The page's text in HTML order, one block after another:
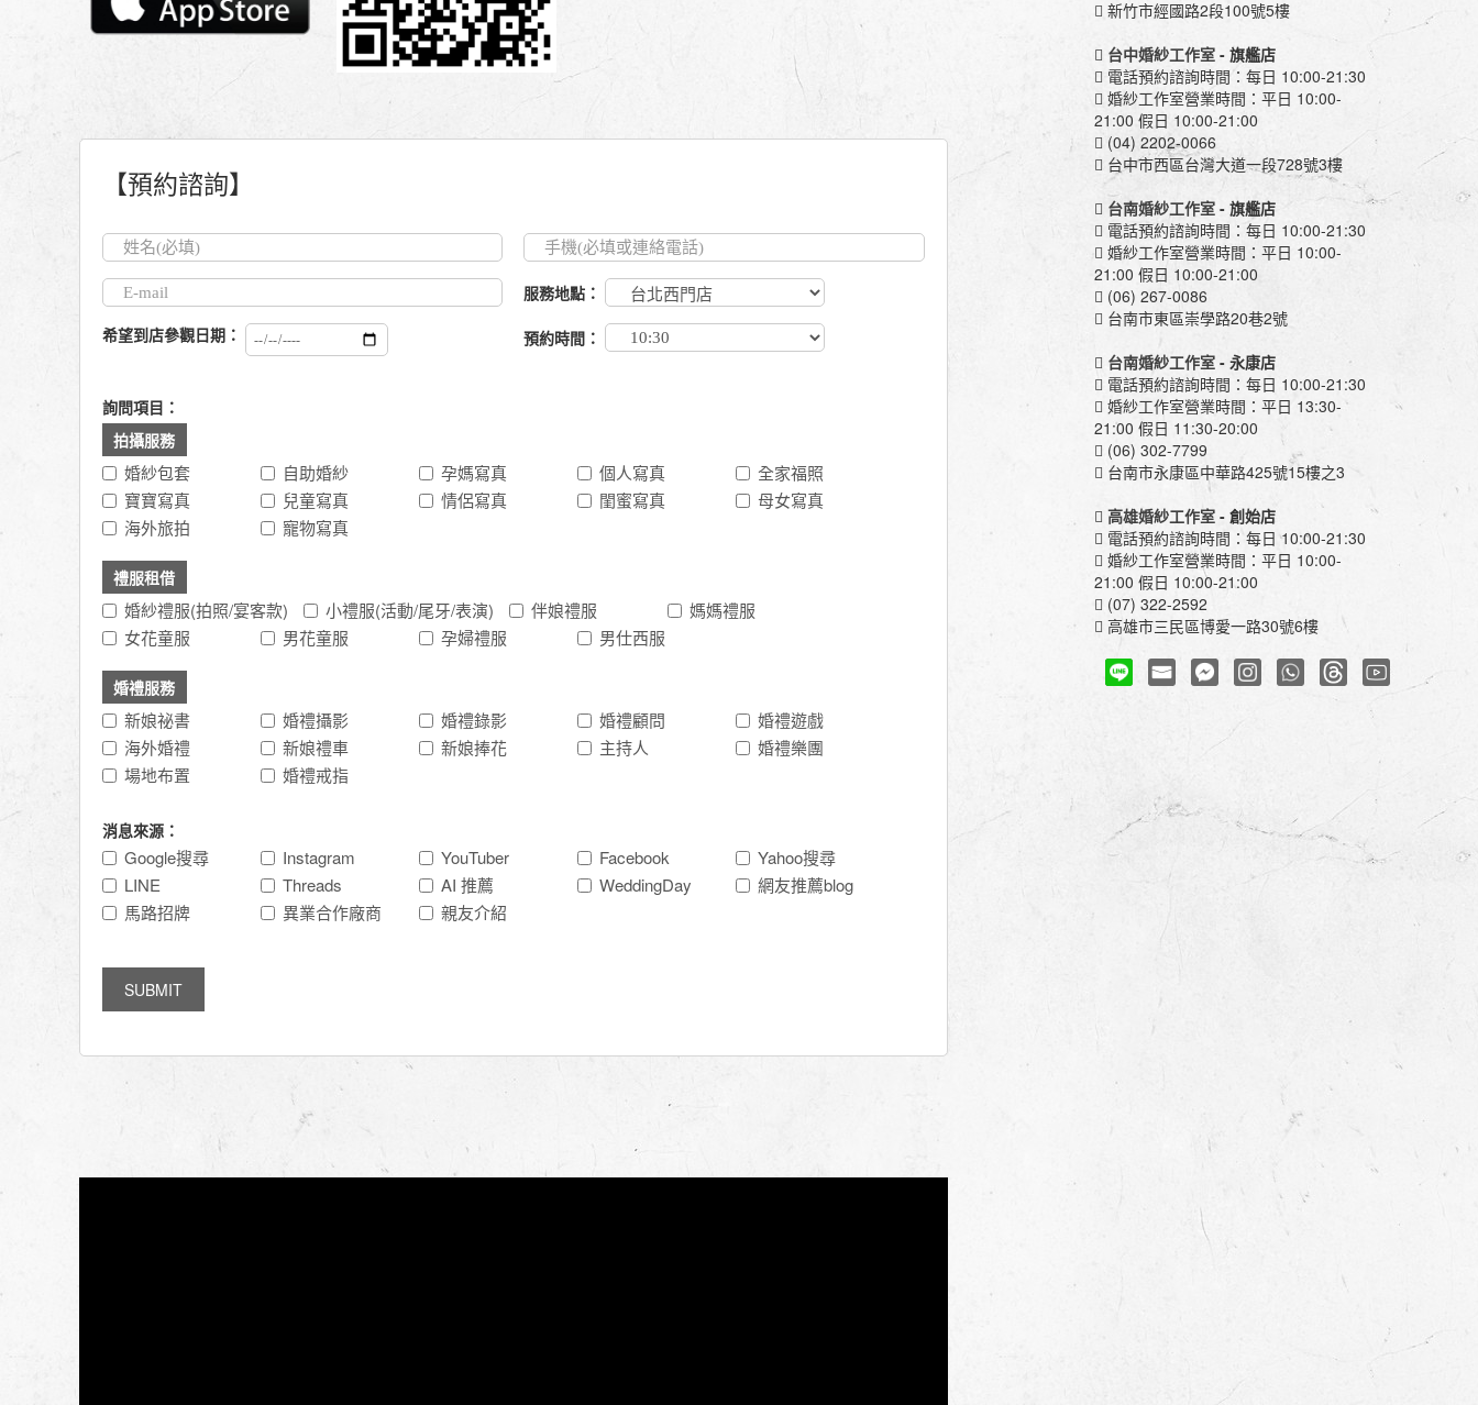
【預約諮詢】
服務地點：
希望到店參觀日期：
預約時間：
詢問項目：
拍攝服務
婚紗包套 自助婚紗 孕媽寫真 個人寫真
全家福照
寶寶寫真
兒童寫真 情侶寫真 閨蜜寫真
母女寫真
海外旅拍
寵物寫真
禮服租借
婚紗禮服(拍照/宴客款) 小禮服(活動/尾牙/表演) 伴娘禮服
媽媽禮服
女花童服
男花童服 孕婦禮服 男仕西服
婚禮服務
新娘祕書 婚禮攝影 婚禮錄影 婚禮顧問
婚禮遊戲
海外婚禮
新娘禮車 新娘捧花 主持人
婚禮樂團
場地布置
婚禮戒指
消息來源：
Google搜尋 Instagram YouTuber Facebook
Yahoo搜尋
LINE
Threads AI 推薦 WeddingDay
網友推薦blog
馬路招牌
異業合作廠商 親友介紹
SUBMIT
新竹市經國路2段100號5樓
台中婚紗工作室 - 旗艦店
電話預約諮詢時間：每日 10:00-21:30
婚紗工作室營業時間：平日 10:00-
21:00 假日 10:00-21:00
(04) 2202-0066
台中市西區台灣大道一段728號3樓
台南婚紗工作室 - 旗艦店
電話預約諮詢時間：每日 10:00-21:30
婚紗工作室營業時間：平日 10:00-
21:00 假日 10:00-21:00
(06) 267-0086
台南市東區崇學路20巷2號
台南婚紗工作室 - 永康店
電話預約諮詢時間：每日 10:00-21:30
婚紗工作室營業時間：平日 13:30-
21:00 假日 11:30-20:00
(06) 302-7799
台南市永康區中華路425號15樓之3
高雄婚紗工作室 - 創始店
電話預約諮詢時間：每日 10:00-21:30
婚紗工作室營業時間：平日 10:00-
21:00 假日 10:00-21:00
(07) 322-2592
高雄市三民區博愛一路30號6樓